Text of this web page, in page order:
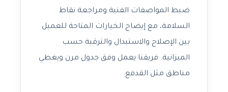
ضبط المواصفات الفنية ومراجعة نقاط
السلامة، مع إيضاح الخيارات المتاحة للعميل
بين الإصلاح والاستبدال والترقية حسب
الميزانية. فريقنا يعمل وفق جدول مرن ويغطي
مناطق مثل القدفع.